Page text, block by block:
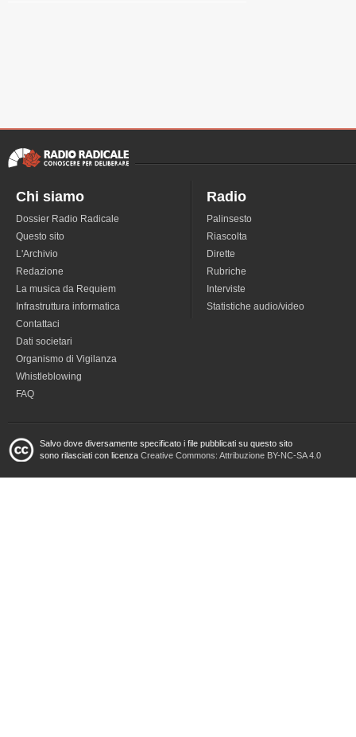
Chi siamo
Dossier Radio Radicale
Questo sito
L'Archivio
Redazione
La musica da Requiem
Infrastruttura informatica
Contattaci
Dati societari
Organismo di Vigilanza
Whistleblowing
FAQ
Radio
Palinsesto
Riascolta
Dirette
Rubriche
Interviste
Statistiche audio/video
Salvo dove diversamente specificato i file pubblicati su questo sito
sono rilasciati con licenza Creative Commons: Attribuzione BY-NC-SA 4.0